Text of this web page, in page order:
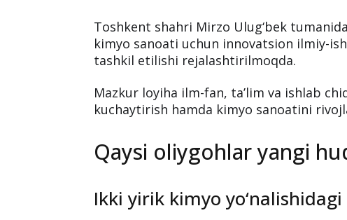
Toshkentda yangi kimyo
tashkil etiladi
kimyo sanoati uchun innovatsion ilmiy-
tashkil etilishi rejalashtirilmoqda.
Mazkur loyiha ilm-fan, ta’lim va ishlab
kuchaytirish hamda kimyo sanoatini